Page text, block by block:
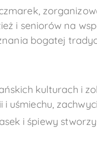
i seniorów na
bogatej
kulturach i
uśmiechu,
i śpiewy